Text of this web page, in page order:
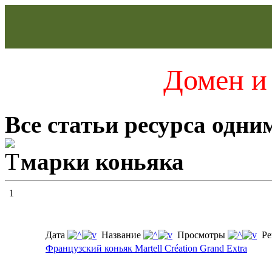
Домен и
Все статьи ресурса
марки коньяка
1
Дата Название Просмотры
Французский коньяк Martell Création Grand Extra